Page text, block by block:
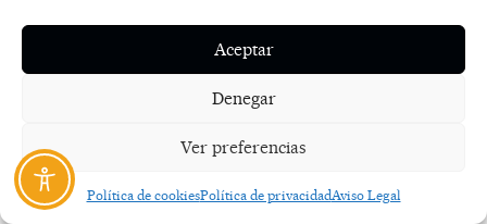
Aceptar
Denegar
Ver preferencias
Política de cookiesPolítica de privacidadAviso Legal
ayuda
cuando